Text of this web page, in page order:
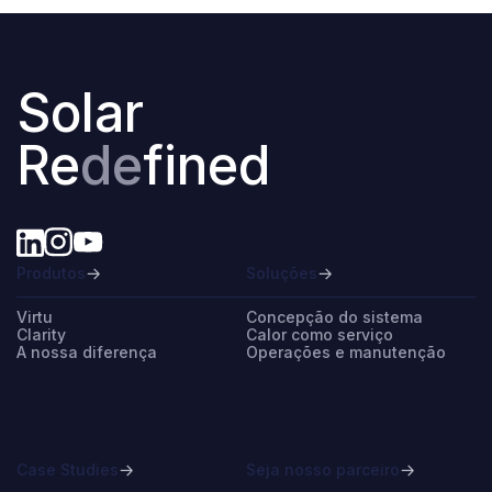
Solar
Redefined
Produtos
Virtu
Clarity
A nossa diferença
Soluções
Concepção do sistema
Calor como serviço
Operações e manutenção
Case Studies Seja nosso parceiro